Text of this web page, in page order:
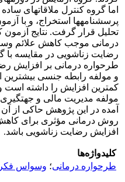
اما گروه کنترل ملاقات­های ساده
پرسشنامه­ها استخراج، و با
تحلیل قرار گرفت. نتایج
درمانی موجب کاهش علائم
رضایت زناشویی در مقایسه
طرحواره درمانی بر افزایش
و مولفه رابطه جنسی
کمترین افزایش را داشته است
مولفه مدیریت مالی و
آمده در این پژوهش حاکی از
روش درمانی مؤثری برای
افزایش رضایت زناشویی باشد.
کلیدواژه‌ها
طرحواره درمانی؛ وسواس